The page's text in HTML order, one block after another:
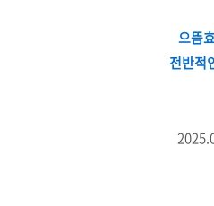
으뜸
전반적